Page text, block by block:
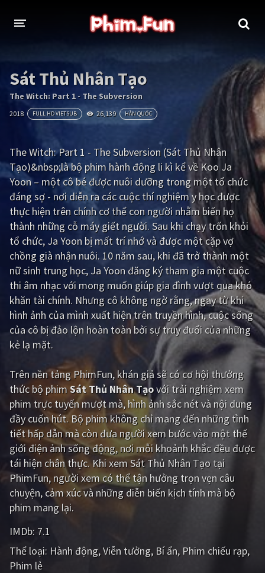
THỂ LOẠI
Thần thoại - Cổ trang Hành động
Tâm lý Chiến tranh
Nhạc kịch
Kinh dị Tội phạm - Hình sự
Phiêu lưu Hài hước
Viễn tưởng Khoa học - Tài liệu
Hoạt hình Thể thao
Tình cảm - Lãng mạn Kỳ ảo
Giật gân Gia đình
Bí ẩn Lịch sử
Viễn Tây Tiểu sử
DramaTV
QUỐC GIA
Âu - Mỹ Trung Quốc - Hồng Kông
Hàn Quốc Nhật Bản
Ấn Độ Việt Nam
Tổng hợp
CẬP NHẬT
PHIM BỘ
Sát Thủ Nhân Tạo
The Witch: Part 1 - The Subversion
2018 FULL HD VIETSUB 26,139 HÀN QUỐC
The Witch: Part 1 - The Subversion (Sát Thủ Nhân
Tạo)&nbsp;là bộ phim hành động li kì kể về Koo Ja
Yoon – một cô bé được nuôi dưỡng trong một tổ chức
đáng sợ - nơi diễn ra các cuộc thí nghiệm y học được
thực hiện trên chính cơ thể con người nhằm biến họ
thành những cỗ máy giết người. Sau khi chạy trốn khỏi
tổ chức, Ja Yoon bị mất trí nhớ và được một cặp vợ
chồng già nhận nuôi. 10 năm sau, khi đã trở thành một
nữ sinh trung học, Ja Yoon đăng ký tham gia một cuộc
thi âm nhạc với mong muốn giúp gia đình vượt qua khó
khăn tài chính. Nhưng cô không ngờ rằng, ngay từ khi
hình ảnh của mình xuất hiện trên truyền hình, cuộc sống
của cô bị đảo lộn hoàn toàn bởi sự truy đuổi của những
kẻ lạ mặt.
Trên nền tảngPhimFun, khán giả sẽ có cơ hội thưởng
thức bộ phimSát Thủ Nhân Tạovới trải nghiệm xem
phim trực tuyến mượt mà, hình ảnh sắc nét và nội dung
đầy cuốn hút. Bộ phim không chỉ mang đến những tình
tiết hấp dẫn mà còn đưa người xem bước vào một thế
giới điện ảnh sống động, nơi mỗi khoảnh khắc đều được
tái hiện chân thực. Khi xem Sát Thủ Nhân Tạo tại
PhimFun, người xem có thể tận hưởng trọn vẹn câu
chuyện, cảm xúc và những diễn biến kịch tính mà bộ
phim mang lại.
IMDb: 7.1
Thể loại: Hành động Viễn tưởng Bí ẩn Phim chiếu rạp
Phim lẻ